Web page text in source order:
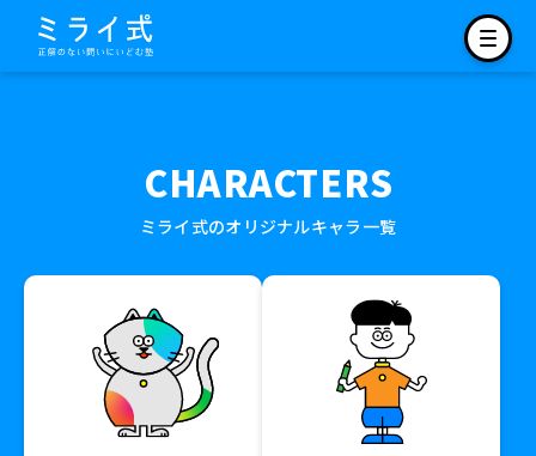
CHARACTERS
ミライ式のオリジナルキャラ一覧